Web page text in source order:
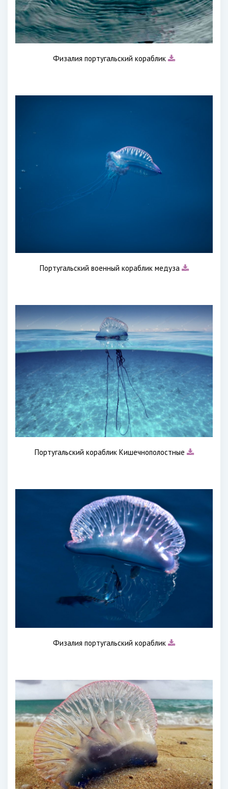
Физалия португальский кораблик
Португальский военный кораблик медуза
Португальский кораблик Кишечнополостные
Физалия португальский кораблик